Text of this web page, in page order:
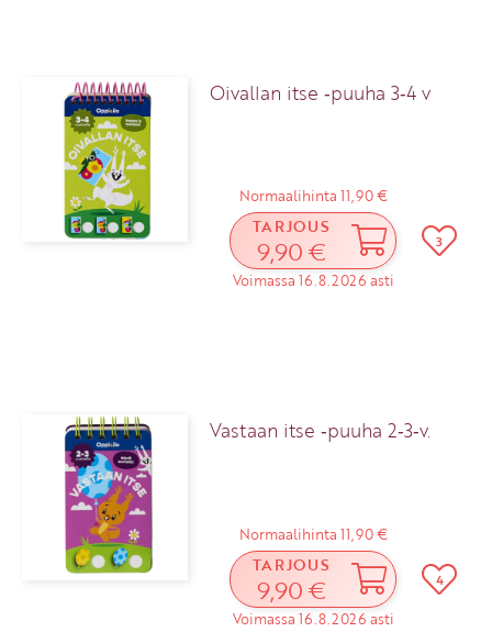
Oivallan itse ‑puuha 3‑4 v
Normaalihinta 11,90 €
TARJOUS
9,90 €
Voimassa 16.8.2026 asti
3
Vastaan itse ‑puuha 2‑3‑v.
Normaalihinta 11,90 €
TARJOUS
9,90 €
Voimassa 16.8.2026 asti
4